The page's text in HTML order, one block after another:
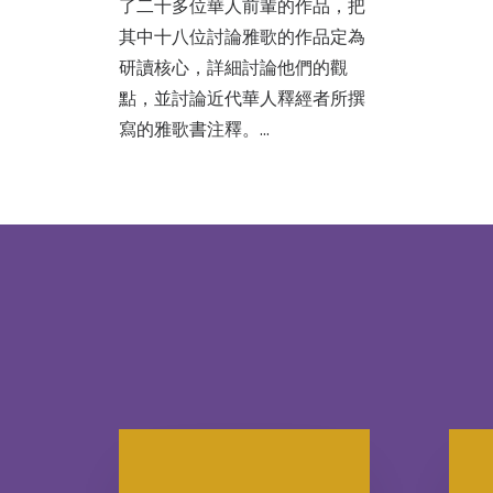
了二十多位華人前輩的作品，把
其中十八位討論雅歌的作品定為
研讀核心，詳細討論他們的觀
點，並討論近代華人釋經者所撰
寫的雅歌書注釋。…